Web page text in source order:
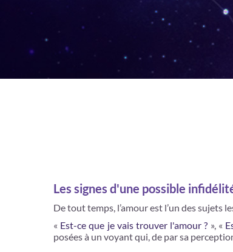
Les signes d'une possible
De tout temps, l’amour est l’un des sujets
« Est-ce que je vais trouver l'amour ? », «
posées à un voyant qui, de par sa